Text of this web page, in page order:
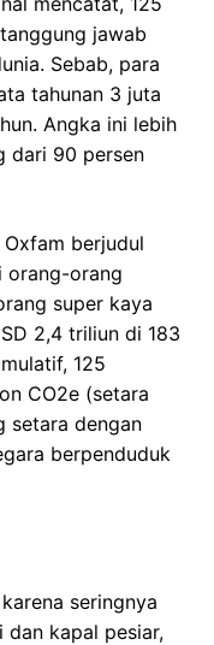
jawab
Sebab, para
tahunan 3 juta
Angka ini lebih
dari 90 persen
berjudul
orang-orang
super kaya
2,4 triliun di 183
125
CO2e (setara
setara dengan
berpenduduk
seringnya
dan kapal pesiar,